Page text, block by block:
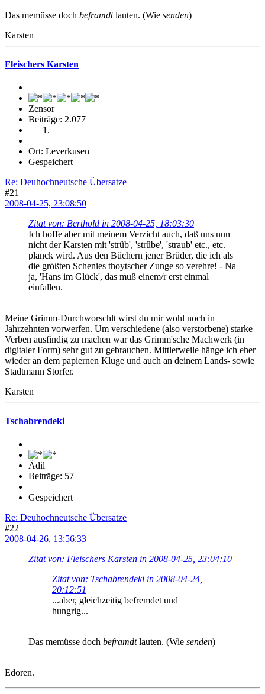
Das memüsse doch beframdtlauten. (Wie senden)
Karsten
Fleischers Karsten
Zensor
Beiträge: 2.077
Ort: Leverkusen
Gespeichert
Re: Deuhochneutsche Übersatze
#21
2008-04-25, 23:08:50
Zitat von: Berthold in 2008-04-25, 18:03:30
Ich hoffe aber mit meinem Verzicht auch, daß uns nun
nicht der Karsten mit 'strûb', 'strûbe', 'straub' etc., etc.
planck wird. Aus den Büchern jener Brüder, die ich als
die größten Schenies thoytscher Zunge so verehre! - Na
ja, 'Hans im Glück', das muß einem/r erst einmal
einfallen.
Meine Grimm-Durchworschlt wirst du mir wohl noch in
Jahrzehnten vorwerfen. Um verschiedene (also verstorbene) starke
Verben ausfindig zu machen war das Grimm'sche Machwerk (in
digitaler Form) sehr gut zu gebrauchen. Mittlerweile hänge ich eher
wieder an dem papiernen Kluge und auch an deinem Lands- sowie
Stadtmann Storfer.
Karsten
Tschabrendeki
Ädil
Beiträge: 57
Gespeichert
Re: Deuhochneutsche Übersatze
#22
2008-04-26, 13:56:33
Zitat von: Fleischers Karsten in 2008-04-25, 23:04:10
Zitat von: Tschabrendeki in 2008-04-24,
20:12:51
...aber, gleichzeitig befremdet und
hungrig...
Das memüsse doch beframdtlauten. (Wie senden)
Edoren.